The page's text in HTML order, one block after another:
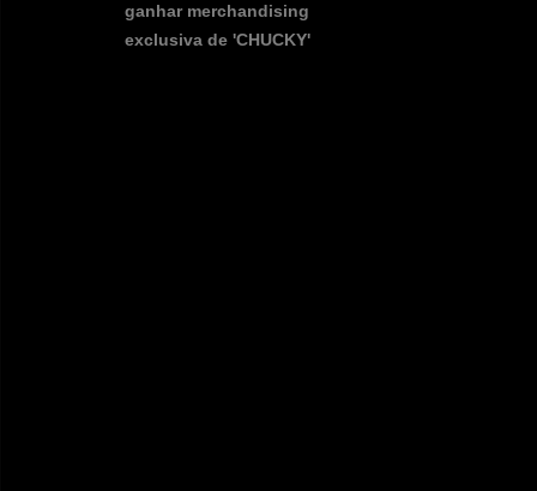
ganhar merchandising
exclusiva de 'CHUCKY'